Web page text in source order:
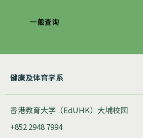
一般查询
健康及体育学系
香港教育大学（EdUHK）大埔校园
+852 2948 7994